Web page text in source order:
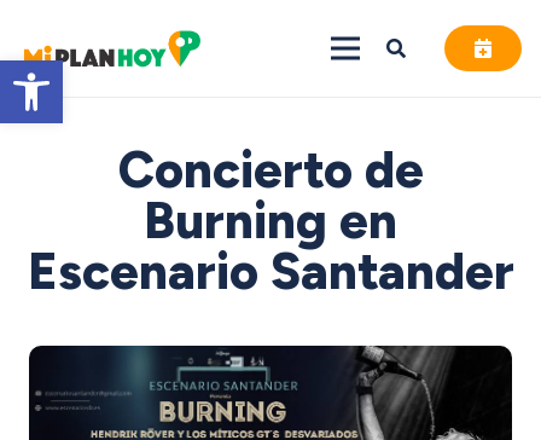
Abrir barra de herramientas
Concierto de
Burning en
Escenario Santander